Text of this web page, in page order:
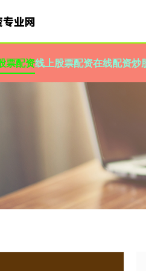
票配资线上股票配资在线配资炒